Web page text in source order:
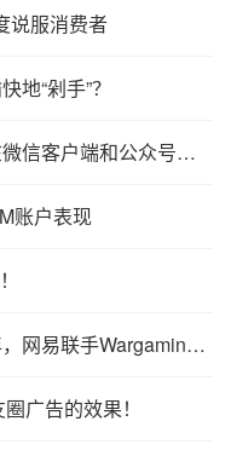
说服消费者
地“剁手”？
送你13个增粉思路，它们都藏在微信客户端和公众号后台
账户表现
端游用户破1亿，手游上线超3年，网易联手Wargaming能否在国内掀起“坦克之战”？
广告的效果！